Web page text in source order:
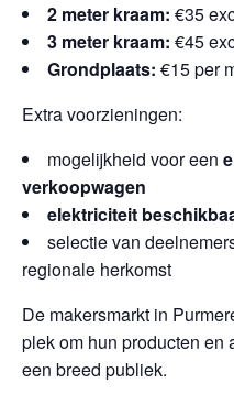
2 meter kraam: €35
3 meter kraam: €45
Grondplaats: €15 per
Extra voorzieningen:
mogelijkheid voor een
verkoopwagen
elektriciteit
selectie van
regionale herkomst
De makersmarkt in
plek om hun producten en
een breed publiek.